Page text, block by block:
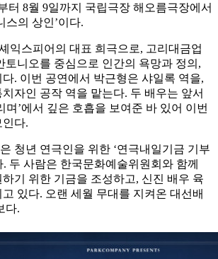
터 8월 9일까지 국립극장 해오름극장에서
스의 상인’이다.
익스피어의 대표 희극으로, 고리대금업
토니오를 중심으로 인간의 욕망과 정의,
. 이번 공연에서 박근형은 샤일록 역을,
자인 공작 역을 맡는다. 두 배우는 앞서
며’에서 깊은 호흡을 보여준 바 있어 이번
다.
청년 연극인을 위한 ‘연극내일기금 기부
. 두 사람은 한국문화예술위원회와 함께
기 위한 기금을 조성하고, 신진 배우 육
있다. 오랜 세월 무대를 지켜온 대선배
다.